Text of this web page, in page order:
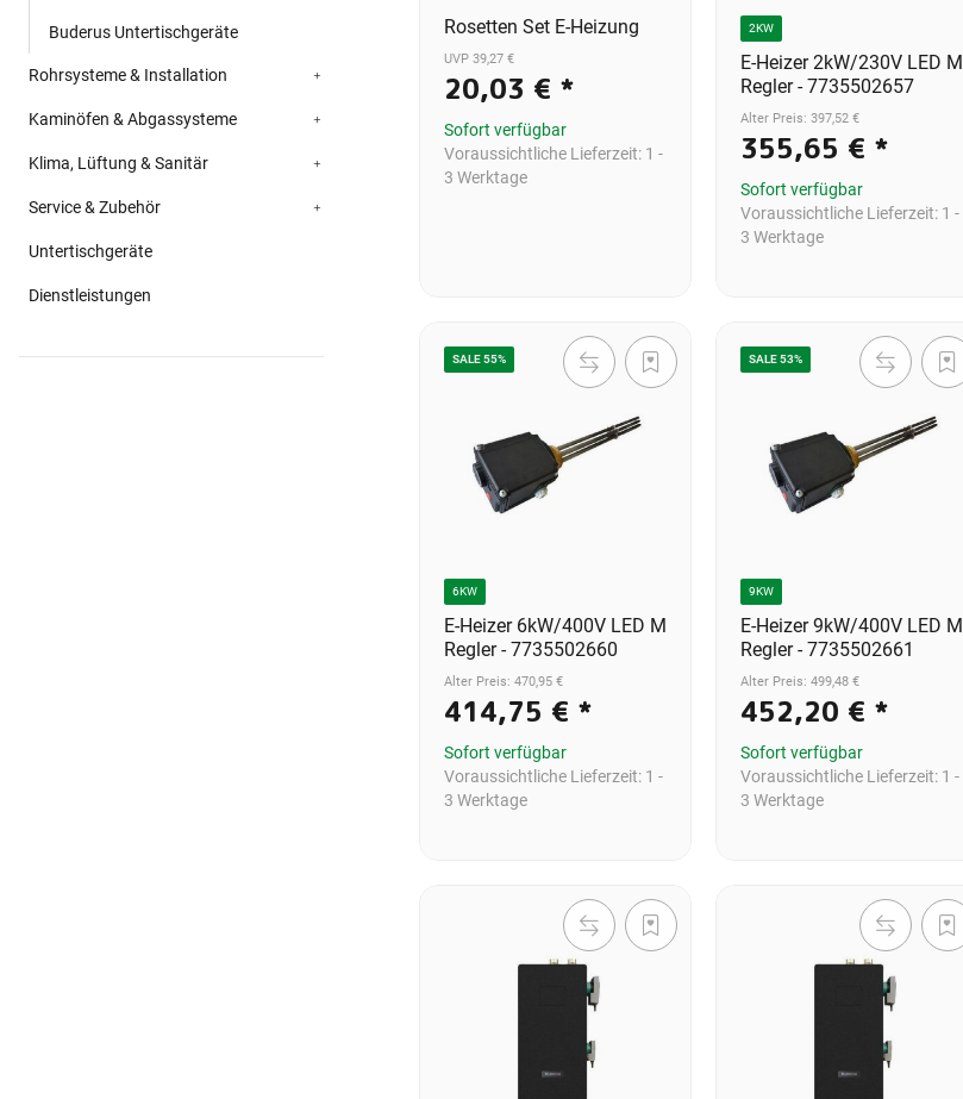
Rosetten Set E-Heizung
UVP 39,27 €
20,03 € *
Sofort verfügbar
Voraussichtliche Lieferzeit: 1 -
3 Werktage
2KW
E-Heizer 2kW/230V LED M
Regler - 7735502657
Alter Preis: 397,52 €
355,65 € *
Sofort verfügbar
Voraussichtliche Lieferzeit: 1 -
3 Werktage
SALE 55%
6KW
E-Heizer 6kW/400V LED M
Regler - 7735502660
Alter Preis: 470,95 €
414,75 € *
Sofort verfügbar
Voraussichtliche Lieferzeit: 1 -
3 Werktage
SALE 53%
9KW
E-Heizer 9kW/400V LED M
Regler - 7735502661
Alter Preis: 499,48 €
452,20 € *
Sofort verfügbar
Voraussichtliche Lieferzeit: 1 -
3 Werktage
Buderus Untertischgeräte
Rohrsysteme & Installation
Kaminöfen & Abgassysteme
Klima, Lüftung & Sanitär
Service & Zubehör
Untertischgeräte
Dienstleistungen